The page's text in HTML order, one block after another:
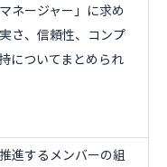
ネージャー」に求め
さ、信頼性、コンプ
についてまとめられ
進するメンバーの組